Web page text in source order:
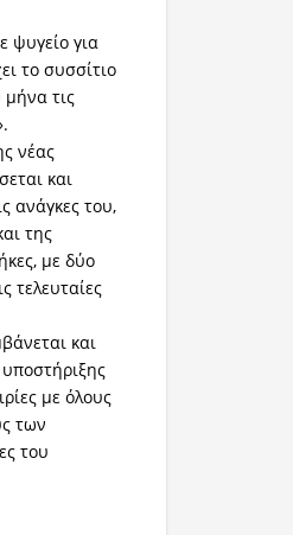
ψυγείο για
το συσσίτιο
τις
νέας
και
ανάγκες του,
της
με δύο
τελευταίες
και
με όλους
των
του